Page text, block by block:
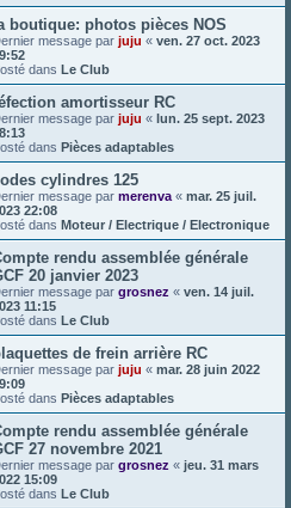
boutique: photos pièces NOS
message par juju « ven. 27 oct. 2023
dans Le Club
amortisseur RC
message par juju « lun. 25 sept. 2023
dans Pièces adaptables
cylindres 125
message par merenva « mar. 25 juil.
22:08
dans Moteur / Electrique / Electronique
rendu assemblée générale
20 janvier 2023
message par grosnez « ven. 14 juil.
11:15
dans Le Club
de frein arrière RC
message par juju « mar. 28 juin 2022
dans Pièces adaptables
rendu assemblée générale
27 novembre 2021
message par grosnez « jeu. 31 mars
15:09
dans Le Club